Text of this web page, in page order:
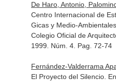
De Haro, Antonio,
Centro Internacional de
Gicas y Medio-Ambientales.
Colegio Oficial de
1999. Núm. 4. Pag. 72-74
Fernández-Valderrama
El Proyecto del Silencio.